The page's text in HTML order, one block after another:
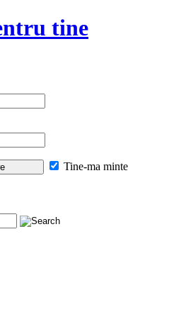
tine
Tine-ma minte